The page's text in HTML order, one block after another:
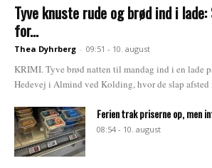
Tyve knuste rude og brød ind i
for...
Thea Dyhrberg - 09:51 - 10. august
KRIMI. Tyve brød natten til mandag ind i en lade
Hedevej i Almind ved Kolding, hvor de slap afsted
Ferien trak priserne op, men
08:54 - 10. august